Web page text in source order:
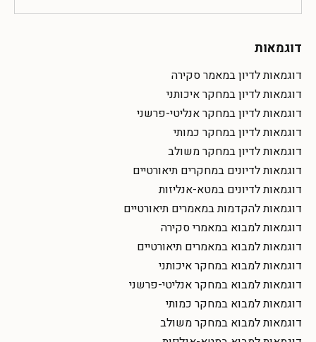
דוגמאות
דוגמאות לדיון במאמר סקירה
דוגמאות לדיון במחקר איכותני
דוגמאות לדיון במחקר אנליטי-פרשני
דוגמאות לדיון במחקר כמותי
דוגמאות לדיון במחקר משולב
דוגמאות לדיונים במחקרים תיאורטיים
דוגמאות לדיונים במטא-אנליזות
דוגמאות להקדמות במאמרים תיאורטיים
דוגמאות למבוא במאמרי סקירה
דוגמאות למבוא במאמרים תיאורטיים
דוגמאות למבוא במחקר איכותני
דוגמאות למבוא במחקר אנליטי-פרשני
דוגמאות למבוא במחקר כמותי
דוגמאות למבוא במחקר משולב